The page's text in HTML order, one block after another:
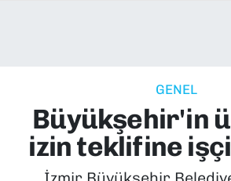
GENEL
Büyükşehir'in
izin teklifine
EKONOMİ
KÜLTÜR SANAT
Süper Lig Puan Durumu ve
Tüm Manşetler
Son Dakika Haberleri